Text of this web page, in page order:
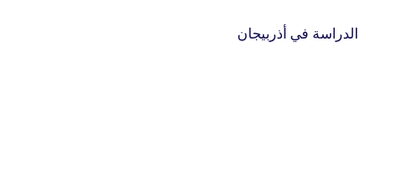
الدراسة في أذربيجان